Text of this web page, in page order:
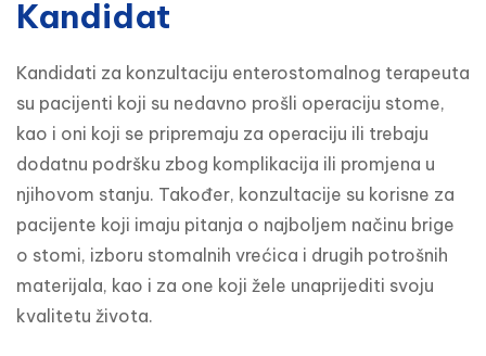
Kandidat
Kandidati za konzultaciju enterostomalnog terapeuta
su pacijenti koji su nedavno prošli operaciju stome,
kao i oni koji se pripremaju za operaciju ili trebaju
dodatnu podršku zbog komplikacija ili promjena u
njihovom stanju. Također, konzultacije su korisne za
pacijente koji imaju pitanja o najboljem načinu brige
o stomi, izboru stomalnih vrećica i drugih potrošnih
materijala, kao i za one koji žele unaprijediti svoju
kvalitetu života.